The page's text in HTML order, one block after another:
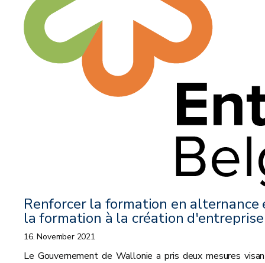
Renforcer la formation en alternance
la formation à la création d'entreprise
16. November 2021
Le Gouvernement de Wallonie a pris deux mesures